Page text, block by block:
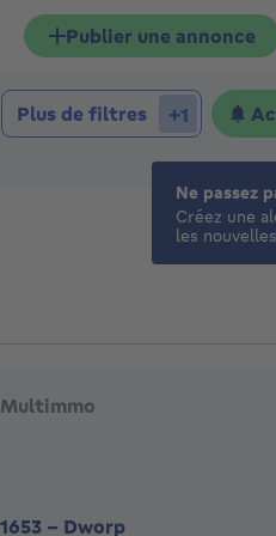
Publier une annonce
Plus de filtres +1
en vedette
Multimmo
1653 - Dworp
Ne passez
Créez une
les